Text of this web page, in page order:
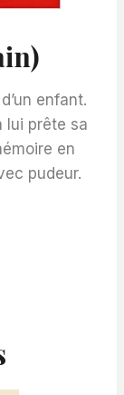
enfant.
lui prête sa
en
pudeur.